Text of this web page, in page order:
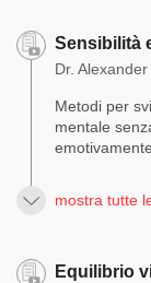
Sensibilità
Dr.
Metodi per
mentale
mostra tutte
Equilibrio